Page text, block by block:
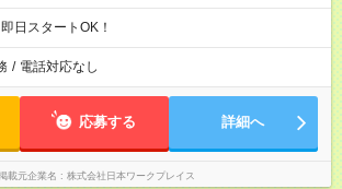
日スタートOK！
/ 電話対応なし
応募する 詳細へ
載元企業名 株式会社日本ワークプレイス